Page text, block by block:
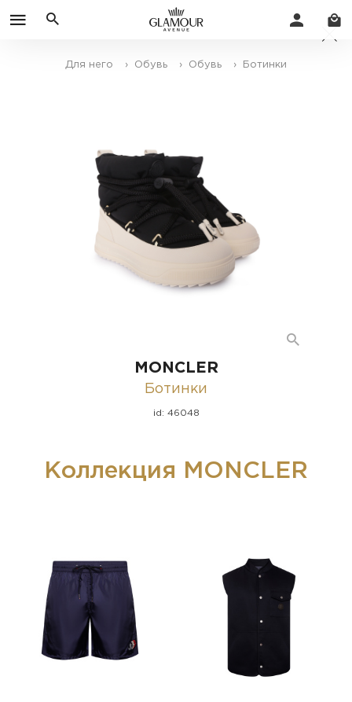
Для него › Обувь › Обувь › Ботинки
MONCLER
Ботинки
id: 46048
Коллекция MONCLER